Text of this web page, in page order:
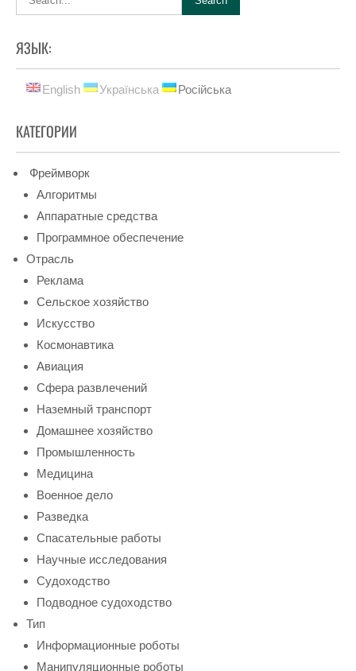
ЯЗЫК:
English Українська Російська
КАТЕГОРИИ
Фреймворк
Алгоритмы
Аппаратные средства
Программное обеспечение
Отрасль
Реклама
Сельское хозяйство
Искусство
Космонавтика
Авиация
Сфера развлечений
Наземный транспорт
Домашнее хозяйство
Промышленность
Медицина
Военное дело
Разведка
Спасательные работы
Научные исследования
Судоходство
Подводное судоходство
Тип
Информационные роботы
Манипуляционные роботы